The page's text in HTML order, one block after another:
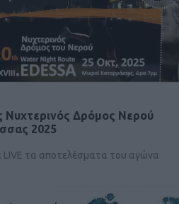
Νυχτερινός Δρόμος Νερού
2025
LIVE τα αποτελέσματα του αγώνα